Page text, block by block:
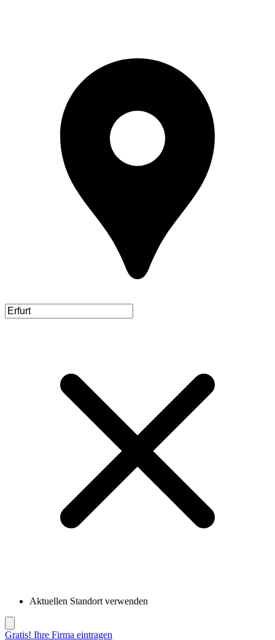
Aktuellen Standort verwenden
Gratis! Ihre Firma eintragen